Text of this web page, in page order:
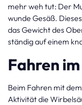
mehr weh tut: Der
wunde Gesäß.
das Gewicht des
ständig auf einem
Fahren
Beim Fahren mit
Aktivität die